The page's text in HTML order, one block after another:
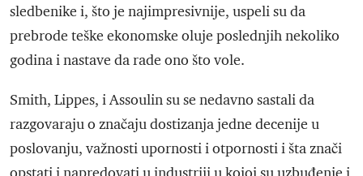
sledbenike i, što je najimpresivnije, uspeli su da
prebrode teške ekonomske oluje poslednjih nekoliko
godina i nastave da rade ono što vole.
Smith, Lippes, i Assoulin su se nedavno sastali da
razgovaraju o značaju dostizanja jedne decenije u
poslovanju, važnosti upornosti i otpornosti i šta znači